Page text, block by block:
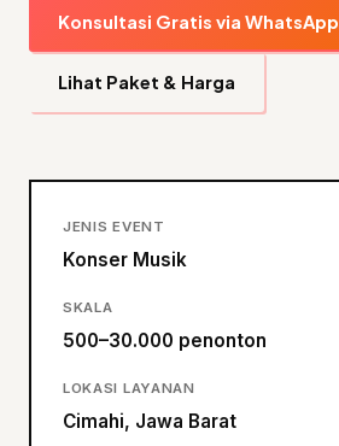
Konsultasi Gratis via WhatsApp
Lihat Paket & Harga
JENIS EVENT
Konser Musik
SKALA
500–30.000 penonton
LOKASI LAYANAN
Cimahi, Jawa Barat